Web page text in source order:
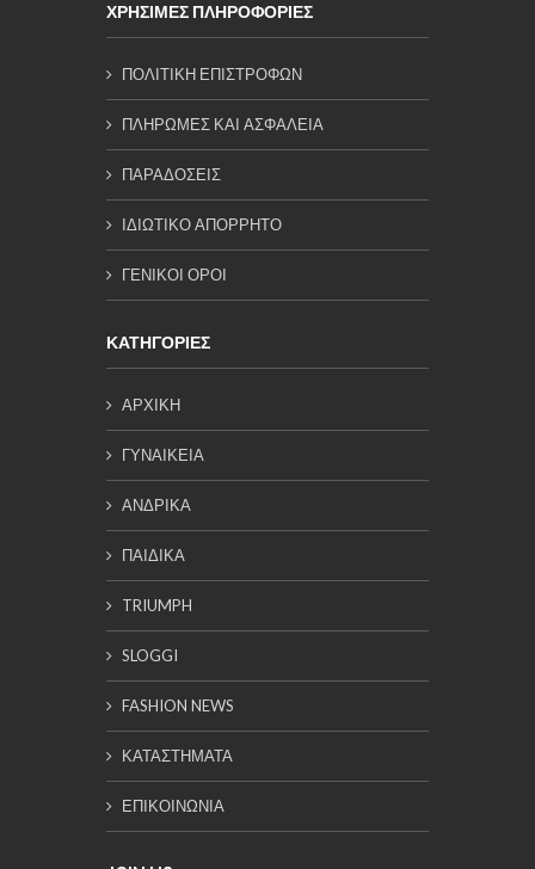
ΧΡΗΣΙΜΕΣ ΠΛΗΡΟΦΟΡΙΕΣ
ΠΟΛΙΤΙΚΗ ΕΠΙΣΤΡΟΦΩΝ
ΠΛΗΡΩΜΕΣ ΚΑΙ ΑΣΦΑΛΕΙΑ
ΠΑΡΑΔΟΣΕΙΣ
ΙΔΙΩΤΙΚΟ ΑΠΟΡΡΗΤΟ
ΓΕΝΙΚΟΙ ΟΡΟΙ
ΚΑΤΗΓΟΡΙΕΣ
ΑΡΧΙΚΗ
ΓΥΝΑΙΚΕΙΑ
ΑΝΔΡΙΚΑ
ΠΑΙΔΙΚΑ
TRIUMPH
SLOGGI
FASHION NEWS
ΚΑΤΑΣΤΗΜΑΤΑ
ΕΠΙΚΟΙΝΩΝΙΑ